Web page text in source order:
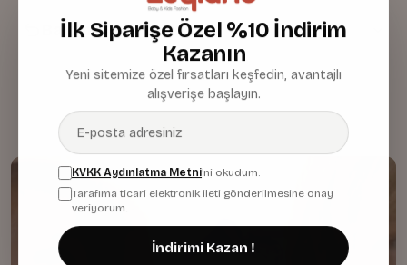
Bakım & Temizlik
İlk Siparişe Özel %10 İndirim
Kazanın
Yeni sitemize özel fırsatları keşfedin, avantajlı
alışverişe başlayın.
KVKK Aydınlatma Metni'ni okudum.
Tarafıma ticari elektronik ileti gönderilmesine onay
veriyorum.
İndirimi Kazan !